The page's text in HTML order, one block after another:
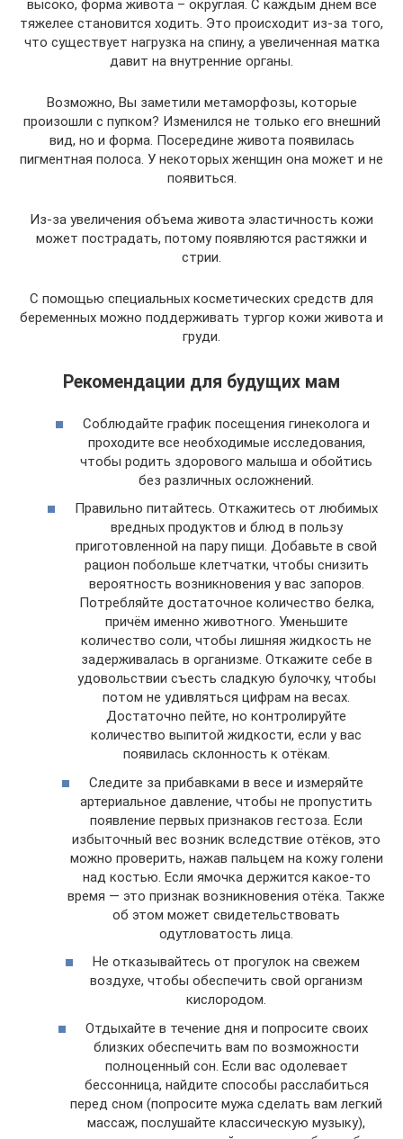
высоко, форма живота – округлая. С каждым днем все
тяжелее становится ходить. Это происходит из-за того,
что существует нагрузка на спину, а увеличенная матка
давит на внутренние органы.
Возможно, Вы заметили метаморфозы, которые
произошли с пупком? Изменился не только его внешний
вид, но и форма. Посередине живота появилась
пигментная полоса. У некоторых женщин она может и не
появиться.
Из-за увеличения объема живота эластичность кожи
может пострадать, потому появляются растяжки и
стрии.
С помощью специальных косметических средств для
беременных можно поддерживать тургор кожи живота и
груди.
Рекомендации для будущих мам
Соблюдайте график посещения гинеколога и
проходите все необходимые исследования,
чтобы родить здорового малыша и обойтись
без различных осложнений.
Правильно питайтесь. Откажитесь от любимых
вредных продуктов и блюд в пользу
приготовленной на пару пищи. Добавьте в свой
рацион побольше клетчатки, чтобы снизить
вероятность возникновения у вас запоров.
Потребляйте достаточное количество белка,
причём именно животного. Уменьшите
количество соли, чтобы лишняя жидкость не
задерживалась в организме. Откажите себе в
удовольствии съесть сладкую булочку, чтобы
потом не удивляться цифрам на весах.
Достаточно пейте, но контролируйте
количество выпитой жидкости, если у вас
появилась склонность к отёкам.
Следите за прибавками в весе и измеряйте
артериальное давление, чтобы не пропустить
появление первых признаков гестоза. Если
избыточный вес возник вследствие отёков, это
можно проверить, нажав пальцем на кожу голени
над костью. Если ямочка держится какое-то
время — это признак возникновения отёка. Также
об этом может свидетельствовать
одутловатость лица.
Не отказывайтесь от прогулок на свежем
воздухе, чтобы обеспечить свой организм
кислородом.
Отдыхайте в течение дня и попросите своих
близких обеспечить вам по возможности
полноценный сон. Если вас одолевает
бессонница, найдите способы расслабиться
перед сном (попросите мужа сделать вам легкий
массаж, послушайте классическую музыку),